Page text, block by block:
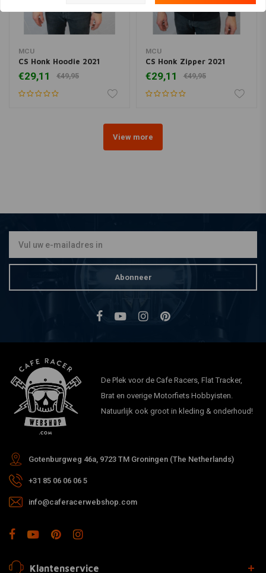
MCU
CS Honk Hoodie 2021
€29,11 €49,95
MCU
CS Honk Zipper 2021
€29,11 €49,95
View more
Abonneer
De Plek voor de Cafe Racers, Flat Tracker,
Brat en overige Motorfiets Hobbyisten.
Natuurlijk ook groot in kleding & onderhoud!
Gotenburgweg 46a, 9723 TM Groningen (The Netherlands)
+31 85 06 06 06 5
info@caferacerwebshop.com
Klantenservice